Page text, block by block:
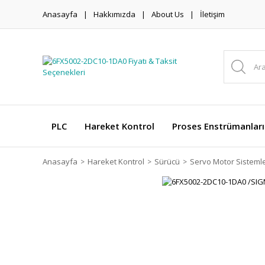
Anasayfa Hakkımızda About Us İletişim
PLC Hareket Kontrol Proses Enstrümanları
Anasayfa Hareket Kontrol Sürücü Servo Motor